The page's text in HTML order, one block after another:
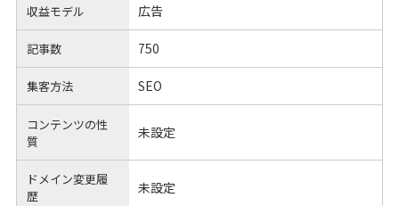
収益モデル 広告
記事数 750
集客方法 SEO
コンテンツの性
質
未設定
ドメイン変更履
歴
未設定